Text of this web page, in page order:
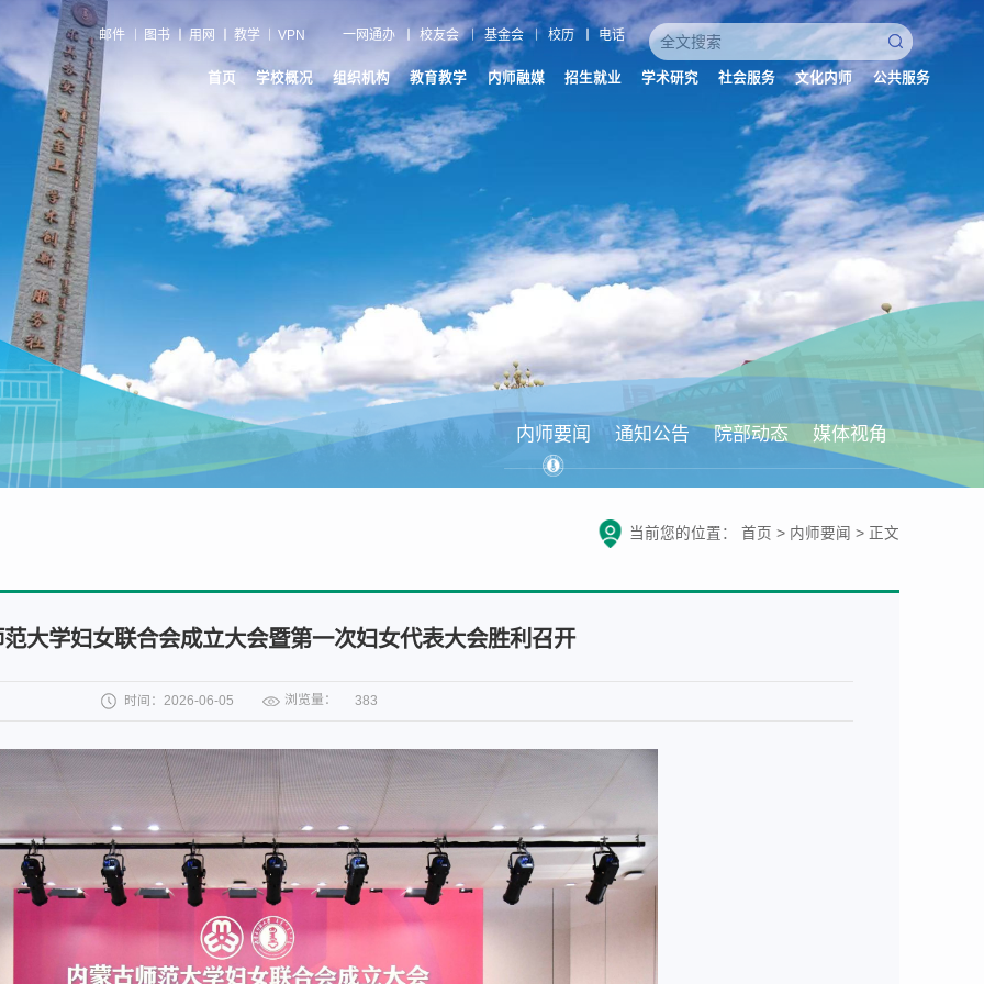
邮件 图书 用网 教学 VPN 一网通办 校友会 基金会 校历 电话
首页 学校概况 组织机构 教育教学 内师融媒 招生就业 学术研究 社会服务 文化内师 公共服务
内师要闻 通知公告 院部动态 媒体视角
当前您的位置： 首页 > 内师要闻 > 正文
大学妇女联合会成立大会暨第一次妇女代表大会胜利召开
时间：2026-06-05 浏览量： 383